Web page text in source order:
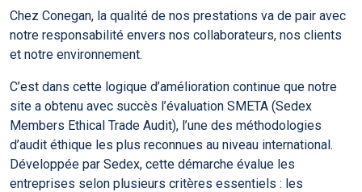
Chez Conegan, la qualité de nos prestations va de pair avec
notre responsabilité envers nos collaborateurs, nos clients
et notre environnement.
C’est dans cette logique d’amélioration continue que notre
site a obtenu avec succès l’évaluation SMETA (Sedex
Members Ethical Trade Audit), l’une des méthodologies
d’audit éthique les plus reconnues au niveau international.
Développée par Sedex, cette démarche évalue les
entreprises selon plusieurs critères essentiels : les